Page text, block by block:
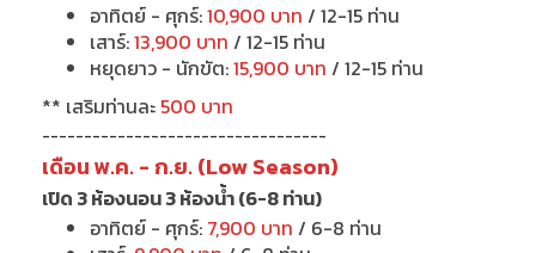
อาทิตย์ - ศุกร์:10,900 บาท / 12-15 ท่าน
เสาร์:13,900 บาท / 12-15 ท่าน
หยุดยาว - นักขัต:15,900 บาท / 12-15 ท่าน
** เสริมท่านละ 500 บาท
----------------------------------
เดือน พ.ค. - ก.ย. (Low Season)
เปิด 3 ห้องนอน 3 ห้องน้ำ (6-8 ท่าน)
อาทิตย์ - ศุกร์: 7,900 บาท / 6-8 ท่าน